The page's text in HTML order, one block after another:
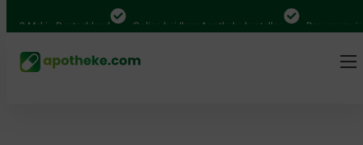
in Deutschland Online bei Ihrer Apotheke bestellen Bequem
Lebensqualität & Prävention